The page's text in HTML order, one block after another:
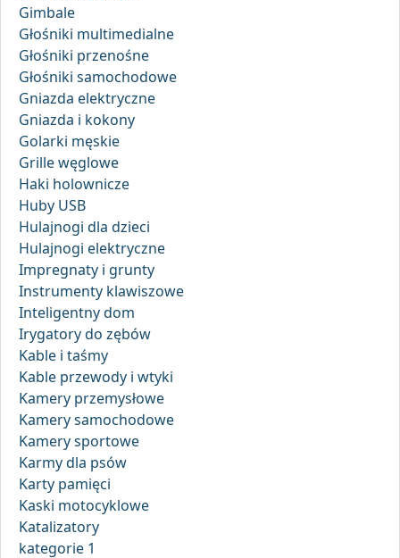
Gimbale
Głośniki multimedialne
Głośniki przenośne
Głośniki samochodowe
Gniazda elektryczne
Gniazda i kokony
Golarki męskie
Grille węglowe
Haki holownicze
Huby USB
Hulajnogi dla dzieci
Hulajnogi elektryczne
Impregnaty i grunty
Instrumenty klawiszowe
Inteligentny dom
Irygatory do zębów
Kable i taśmy
Kable przewody i wtyki
Kamery przemysłowe
Kamery samochodowe
Kamery sportowe
Karmy dla psów
Karty pamięci
Kaski motocyklowe
Katalizatory
kategorie 1